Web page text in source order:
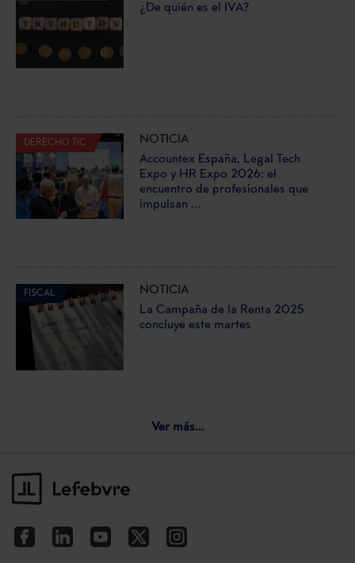
¿De quién es el IVA?
DERECHO TIC
NOTICIA
Accountex España, Legal Tech
Expo y HR Expo 2026: el
encuentro de profesionales que
impulsan ...
FISCAL
NOTICIA
La Campaña de la Renta 2025
concluye este martes
Ver más...